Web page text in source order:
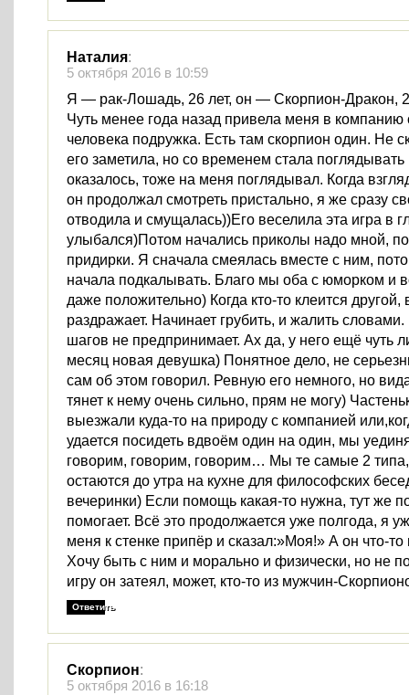
Наталия:
5 октября 2016 в 10:59
Я — рак-Лошадь, 26 лет, он — Скорпион-Дракон,
Чуть менее года назад привела меня в компанию
человека подружка. Есть там скорпион один. Не
его заметила, но со временем стала поглядывать
оказалось, тоже на меня поглядывал. Когда
он продолжал смотреть пристально, я же сразу
отводила и смущалась))Его веселила эта игра в
улыбался)Потом начались приколы надо мной,
придирки. Я сначала смеялась вместе с ним,
начала подкалывать. Благо мы оба с юморком и
даже положительно) Когда кто-то клеится другой,
раздражает. Начинает грубить, и жалить
шагов не предпринимает. Ах да, у него ещё чуть
месяц новая девушка) Понятное дело, не
сам об этом говорил. Ревную его немного, но
тянет к нему очень сильно, прям не могу)
выезжали куда-то на природу с компанией
удается посидеть вдвоём один на один, мы
говорим, говорим, говорим… Мы те самые 2
остаются до утра на кухне для философских
вечеринки) Если помощь какая-то нужна, тут же
помогает. Всё это продолжается уже полгода, я
меня к стенке припёр и сказал:»Моя!» А он что-то
Хочу быть с ним и морально и физически, но не
игру он затеял, может, кто-то из мужчин-
Ответить
Скорпион:
5 октября 2016 в 16:18